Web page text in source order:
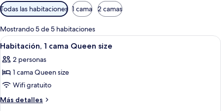
Filtros
disponibles
para
las
habitaciones
Todas las habitaciones 1 cama 2 camas
Mostrando 5 de 5 habitaciones
Abrir
todas
las
fotos
de
Habitación,
Habitación de hotel con cama,
1
Habitación, 1 cama Queen size
2 personas
1 cama Queen size
Wifi gratuito
Más detalles
Más